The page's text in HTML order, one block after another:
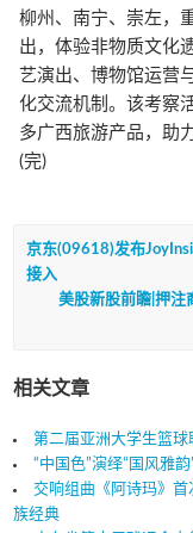
柳州、南宁、崇左，
出，体验非物质文化
艺演出、博物馆运营
化交流机制。该考察
多广西旅游产品，助
(完)
京东(09618)发布
接入
美股新股前瞻|押注
相关文章
第二届亚洲大学生篮
“中国色”演绎“国风雅
交响组曲《阿诗玛》
族经典